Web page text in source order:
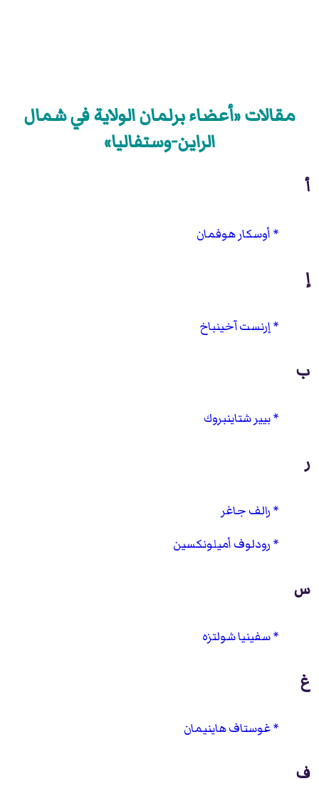
مقالات «أعضاء برلمان الولاية في شمال
الراين-وستفاليا»
أ
أوسكار هوفمان
إ
إرنست آخينباخ
ب
بيير شتاينبروك
ر
رالف جاغر
رودلوف أميلونكسين
س
سفينيا شولتزه
غ
غوستاف هاينيمان
ف